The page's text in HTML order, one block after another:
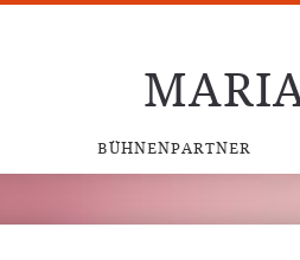
BÜHNENPARTNER